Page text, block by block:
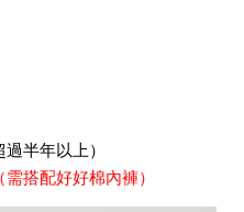
半年以上）
（需搭配好好棉內褲）